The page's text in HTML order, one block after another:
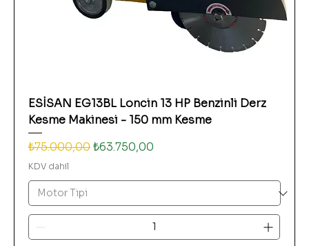
ESİSAN EG13BL Loncin 13 HP Benzinli Derz
Kesme Makinesi - 150 mm Kesme
Normal Fiyat
₺75.000,00İndirimli Fiyat
₺63.750,00
KDV dahil